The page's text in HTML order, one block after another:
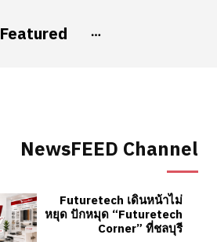
Featured
NewsFEED Channel
Futuretech เดินหน้าไม่
หยุด ปักหมุด “Futuretech
Corner” ที่ชลบุรี